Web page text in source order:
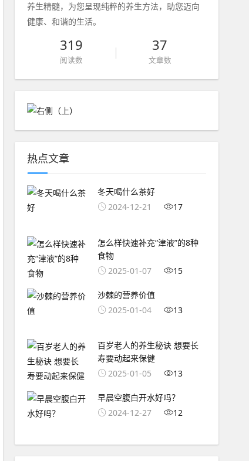
养生精髓，为您呈现纯粹的养生方法，助您迈向
健康、和谐的生活。
319
阅读数
37
文章数
热点文章
冬天喝什么茶好
2024-12-21
17
怎么样快速补充“津液”的8种
食物
2025-01-07
15
沙棘的营养价值
2025-01-04
13
百岁老人的养生秘诀 想要长
寿要动起来保健
2025-01-05
13
早晨空腹白开水好吗？
2024-12-27
12